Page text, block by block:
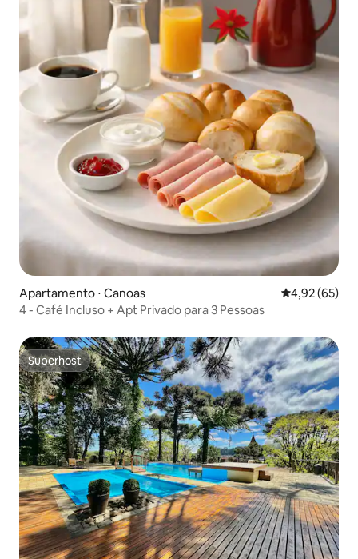
Apartamento ⋅ Canoas 4,92 de uma
4,92 (65)
4 - Café Incluso + Apt Privado para 3 Pessoas
Superhost
Superhost